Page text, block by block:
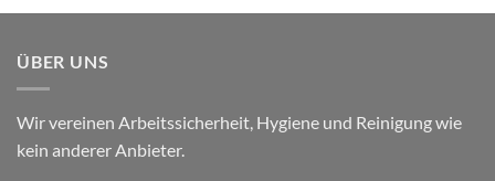
ÜBER UNS
Wir vereinen Arbeitssicherheit, Hygiene und Reinigung wie
kein anderer Anbieter.